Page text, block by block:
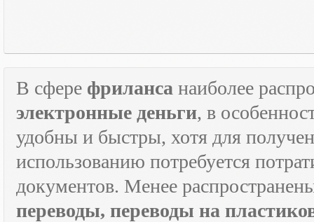
В сфере фриланса наиболее
электронные деньги, в
удобны и быстры, хотя для
использованию потребуется
документов. Менее
переводы, переводы на